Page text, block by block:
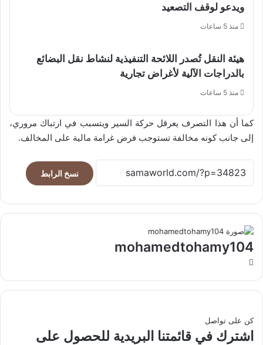
ويدعو لوقف التصعيد
منذ 5 ساعات
هيئة النقل تُصدر اللائحة التنفيذية لنشاط نقل البضائع
بالدراجات الآلية لأغراض تجارية
منذ 5 ساعات
كما أن هذا التصرف يعرقل حركة السير ويتسبب في ارتباك مروري،
إلى جانب كونه مخالفة تستوجب فرض غرامة مالية على المخالف.
نسخ الرابط
mohamedtohamy104
كن على تواصل
اشترك في قائمتنا البريدية للحصول على